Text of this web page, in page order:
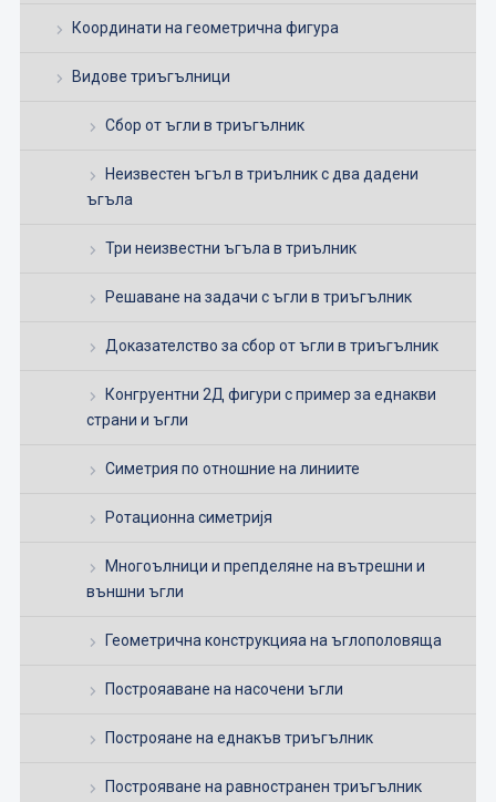
Координати на геометрична фигура
Видове триъгълници
Сбор от ъгли в триъгълник
Неизвестен ъгъл в триълник с два дадени
ъгъла
Три неизвестни ъгъла в триълник
Решаване на задачи с ъгли в триъгълник
Доказателство за сбор от ъгли в триъгълник
Конгруентни 2Д фигури с пример за еднакви
страни и ъгли
Симетрия по отношние на линиите
Ротационна симетријя
Многоълници и препделяне на вътрешни и
външни ъгли
Геометрична конструкцияа на ъглополовяща
Построяаване на насочени ъгли
Построяане на еднакъв триъгълник
Построяване на равностранен триъгълник